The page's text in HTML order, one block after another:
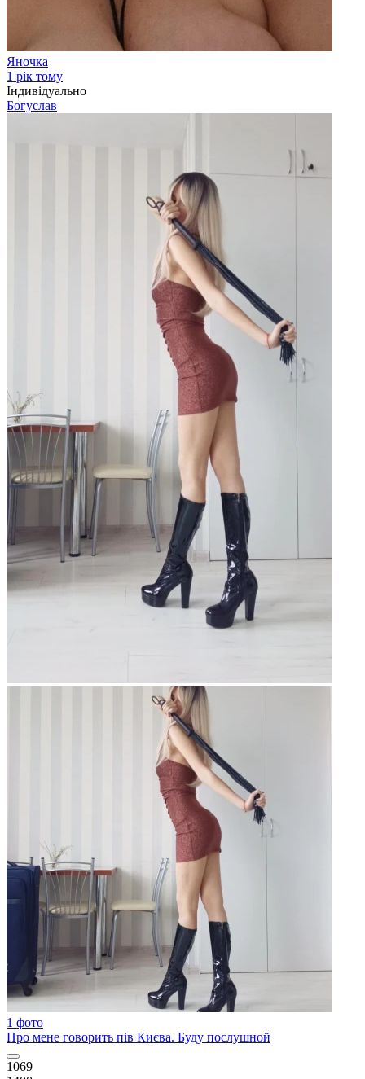
Яночка
1 рік тому
Індивідуально
Богуслав
1 фото
Про мене говорить пів Києва. Буду послушной
1069